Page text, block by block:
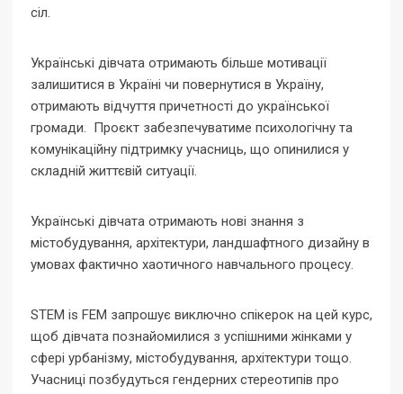
сіл.
Українські дівчата отримають більше мотивації
залишитися в Україні чи повернутися в Україну,
отримають відчуття причетності до української
громади. Проєкт забезпечуватиме психологічну та
комунікаційну підтримку учасниць, що опинилися у
складній життєвій ситуації.
Українські дівчата отримають нові знання з
містобудування, архітектури, ландшафтного дизайну в
умовах фактично хаотичного навчального процесу.
STEM is FEM запрошує виключно спікерок на цей курс,
щоб дівчата познайомилися з успішними жінками у
сфері урбанізму, містобудування, архітектури тощо.
Учасниці позбудуться гендерних стереотипів про